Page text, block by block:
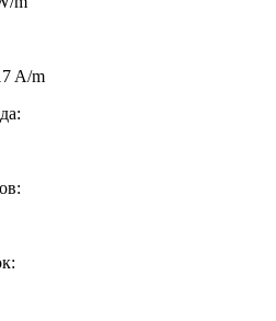
A/m